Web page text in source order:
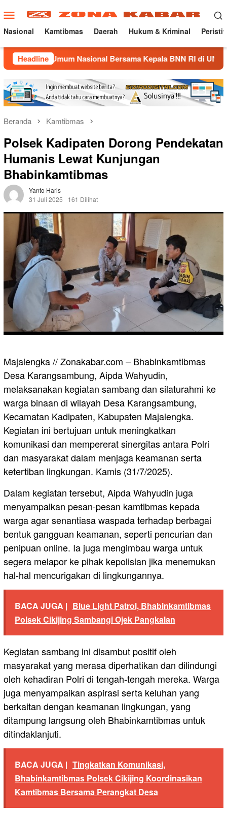
ke
konten
Menu
Mobile
Nasional Kamtibmas Daerah Hukum & Kriminal
Headline
Umum Nasional Bersama Kepala BNN RI di UNMA
Beranda Kamtibmas
Polsek Kadipaten Dorong Pendekatan
Humanis Lewat Kunjungan
Bhabinkamtibmas
Yanto Haris
31 Juli 2025
161 Dilihat
Majalengka // Zonakabar.com – Bhabinkamtibmas
Desa Karangsambung, Aipda Wahyudin,
melaksanakan kegiatan sambang dan silaturahmi ke
warga binaan di wilayah Desa Karangsambung,
Kecamatan Kadipaten, Kabupaten Majalengka.
Kegiatan ini bertujuan untuk meningkatkan
komunikasi dan mempererat sinergitas antara Polri
dan masyarakat dalam menjaga keamanan serta
ketertiban lingkungan. Kamis (31/7/2025).
Dalam kegiatan tersebut, Aipda Wahyudin juga
menyampaikan pesan-pesan kamtibmas kepada
warga agar senantiasa waspada terhadap berbagai
bentuk gangguan keamanan, seperti pencurian dan
penipuan online. Ia juga mengimbau warga untuk
segera melapor ke pihak kepolisian jika menemukan
hal-hal mencurigakan di lingkungannya.
BACA JUGA | Blue Light Patrol, Bhabinkamtibmas
Polsek Cikijing Sambangi Ojek Pangkalan
Kegiatan sambang ini disambut positif oleh
masyarakat yang merasa diperhatikan dan dilindungi
oleh kehadiran Polri di tengah-tengah mereka. Warga
juga menyampaikan aspirasi serta keluhan yang
berkaitan dengan keamanan lingkungan, yang
ditampung langsung oleh Bhabinkamtibmas untuk
ditindaklanjuti.
BACA JUGA | Tingkatkan Komunikasi,
Bhabinkamtibmas Polsek Cikijing Koordinasikan
Kamtibmas Bersama Perangkat Desa